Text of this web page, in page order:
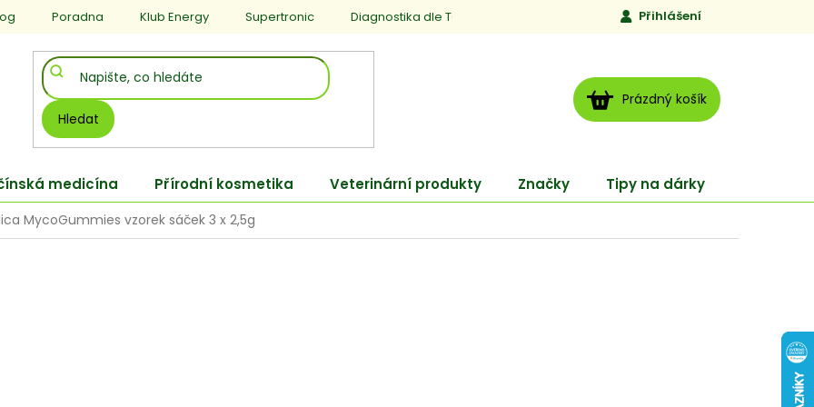
Poradna Klub Energy Supertronic Diagnostika dle TCM Jen to, čemu věříme
Přihlášení
Hledat
NÁKUPNÍ
KOŠÍK
Prázdný košík
medicína Přírodní kosmetika Veterinární produkty Značky Tipy na dárky
MycoGummies vzorek sáček 3 x 2,5g